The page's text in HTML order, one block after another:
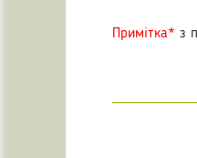
Примітка* з